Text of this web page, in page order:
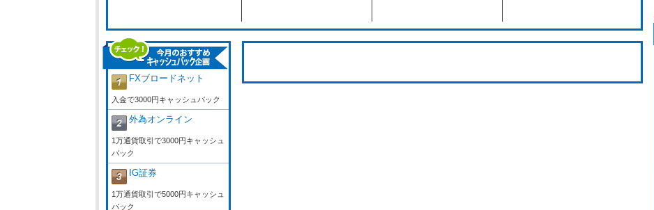
FXブロードネット
入金で3000円キャッシュバック
外為オンライン
1万通貨取引で3000円キャッシュ
バック
IG証券
1万通貨取引で5000円キャッシュ
バック